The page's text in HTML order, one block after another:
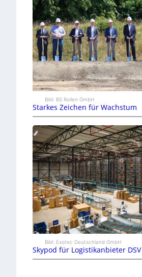
Bild: BS Rollen GmbH
Starkes Zeichen für Wachstum
Bild: Exotec Deutschland GmbH
Skypod für Logistikanbieter DSV